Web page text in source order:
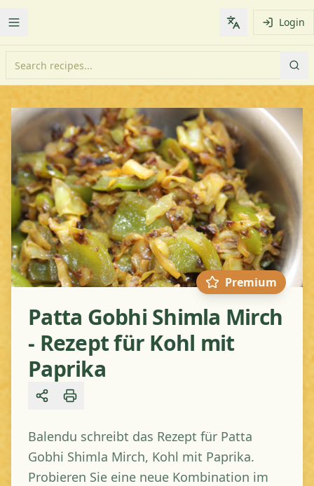
Toggle Menu Change Login
Premium
Patta Gobhi Shimla Mirch
- Rezept für Kohl mit
Paprika
Share
Balendu schreibt das Rezept für Patta
Gobhi Shimla Mirch, Kohl mit Paprika.
Probieren Sie eine neue Kombination im